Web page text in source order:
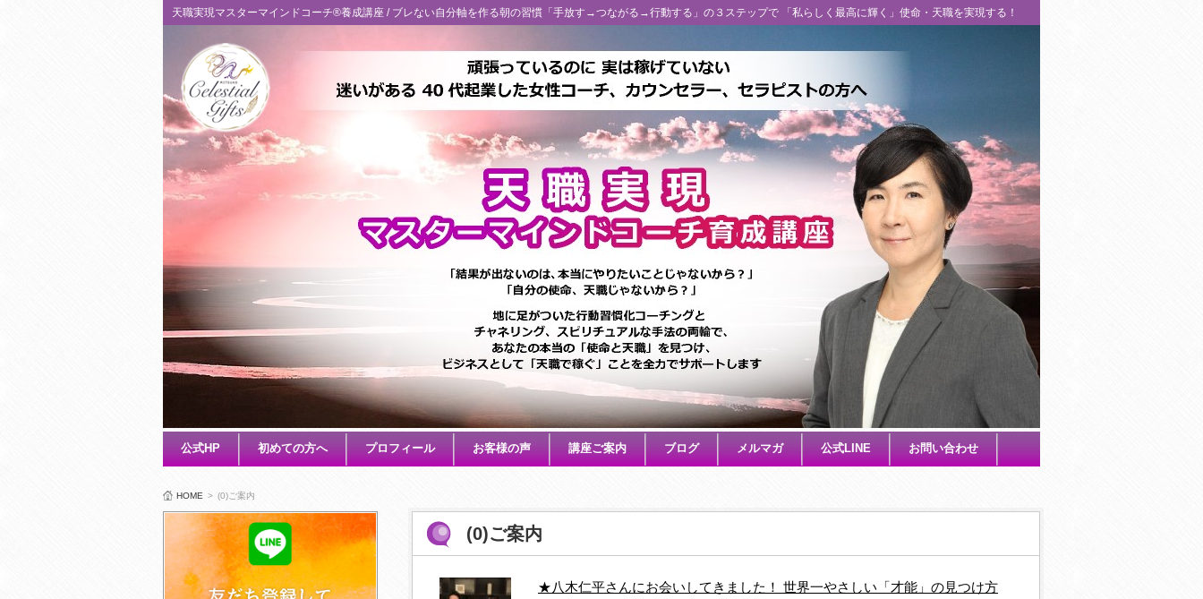
天職実現マスターマインドコーチ®養成講座 / ブレない自分軸を作る朝の習慣「手放す→つながる→行動する」の３ステップで 「私らしく最高に輝く」使命・天職を実現する！
公式HP 初めての方へ プロフィール お客様の声 講座ご案内 ブログ メルマガ 公式LINE お問い合わせ
HOME > (0)ご案内
(0)ご案内
★八木仁平さんにお会いしてきました！ 世界一やさしい「才能」の見つけ方